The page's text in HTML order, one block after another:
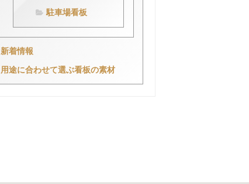
駐車場看板
新着情報
用途に合わせて選ぶ看板の素材